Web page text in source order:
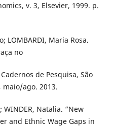
v. 3, Elsevier, 1999. p.
LOMBARDI, Maria Rosa.
no
de Pesquisa, São
maio/ago. 2013.
WINDER, Natalia. “New
and Ethnic Wage Gaps in